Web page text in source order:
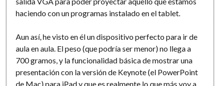
haciendo con un programas instalado en el tablet.
Aun así, he visto en él un dispositivo perfecto para ir de
aula en aula. El peso (que podría ser menor) no llega a
700 gramos, y la funcionalidad básica de mostrar una
presentación con la versión de Keynote (el PowerPoint
de Mac) para iPad y que es realmente lo que más voy a